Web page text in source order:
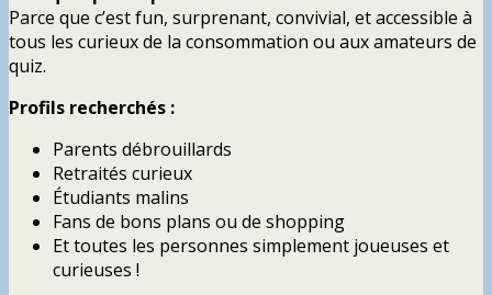
Parce que c’est fun, surprenant, convivial, et accessible à
tous les curieux de la consommation ou aux amateurs de
quiz.
Profils recherchés :
Parents débrouillards
Retraités curieux
Étudiants malins
Fans de bons plans ou de shopping
Et toutes les personnes simplement joueuses et
curieuses !